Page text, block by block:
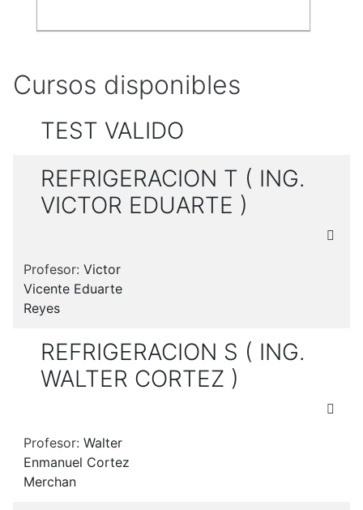
Cursos disponibles
TEST VALIDO
REFRIGERACION T ( ING.
VICTOR EDUARTE )
Profesor: Victor
Vicente Eduarte
Reyes
REFRIGERACION S ( ING.
WALTER CORTEZ )
Profesor: Walter
Enmanuel Cortez
Merchan